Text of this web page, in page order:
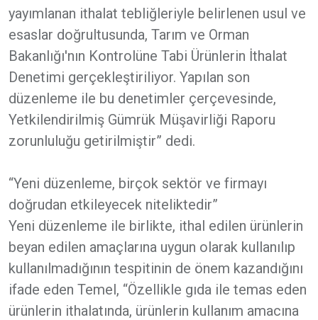
yayımlanan ithalat tebliğleriyle belirlenen usul ve
esaslar doğrultusunda, Tarım ve Orman
Bakanlığı'nın Kontrolüne Tabi Ürünlerin İthalat
Denetimi gerçekleştiriliyor. Yapılan son
düzenleme ile bu denetimler çerçevesinde,
Yetkilendirilmiş Gümrük Müşavirliği Raporu
zorunluluğu getirilmiştir” dedi.
“Yeni düzenleme, birçok sektör ve firmayı
doğrudan etkileyecek niteliktedir”
Yeni düzenleme ile birlikte, ithal edilen ürünlerin
beyan edilen amaçlarına uygun olarak kullanılıp
kullanılmadığının tespitinin de önem kazandığını
ifade eden Temel, “Özellikle gıda ile temas eden
ürünlerin ithalatında, ürünlerin kullanım amacına